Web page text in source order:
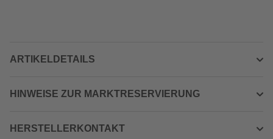
ARTIKELDETAILS
HINWEISE ZUR MARKTRESERVIERUNG
HERSTELLERKONTAKT